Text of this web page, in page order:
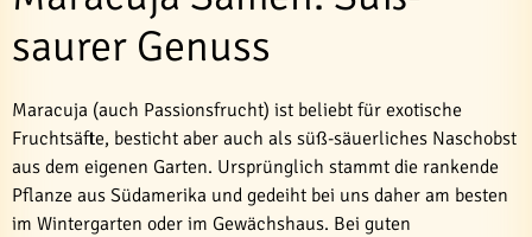
saurer Genuss
Maracuja (auch Passionsfrucht) ist beliebt für exotische
Fruchtsäfte, besticht aber auch als süß-säuerliches Naschobst
aus dem eigenen Garten. Ursprünglich stammt die rankende
Pflanze aus Südamerika und gedeiht bei uns daher am besten
im Wintergarten oder im Gewächshaus. Bei guten